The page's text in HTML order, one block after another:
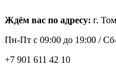
Ждём вас по адресу: г.
Пн-Пт с 09:00 до 19:00 /
+7 901 611 42 10